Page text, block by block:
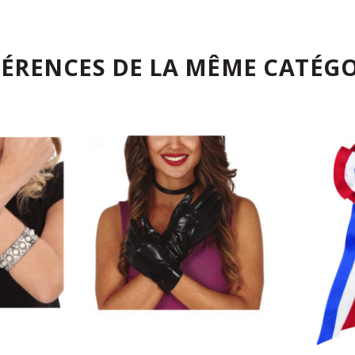
DE LA MÊME